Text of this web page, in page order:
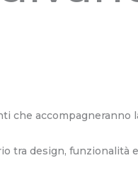
che accompagneranno
tra design, funzionalità